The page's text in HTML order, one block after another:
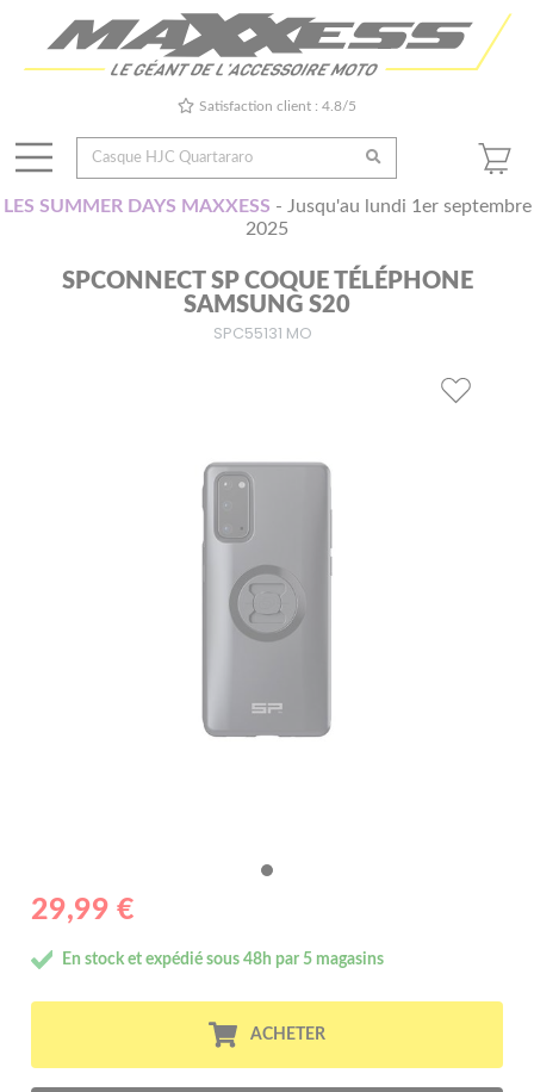
Satisfaction client : 4.8/5
LES SUMMER DAYS MAXXESS - Jusqu'au lundi 1er septembre
2025
SPCONNECT SP COQUE TÉLÉPHONE
SAMSUNG S20
SPC55131 MO
29,99 €
En stock et expédié sous 48h par 5 magasins
ACHETER